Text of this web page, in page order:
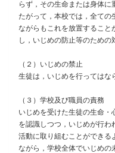
らず，その生命または身体
たがって，本校では，全ての
ながらもこれを放置するこ
し，いじめの防止等のための
（２）いじめの禁止
生徒は，いじめを行ってはな
（３）学校及び職員の責務
いじめを受けた生徒の生命・
を認識しつつ，いじめが行
活動に取り組むことができる
ながら，学校全体でいじめ